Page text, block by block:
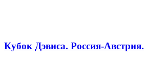
Кубок Дэвиса. Россия-Австрия.